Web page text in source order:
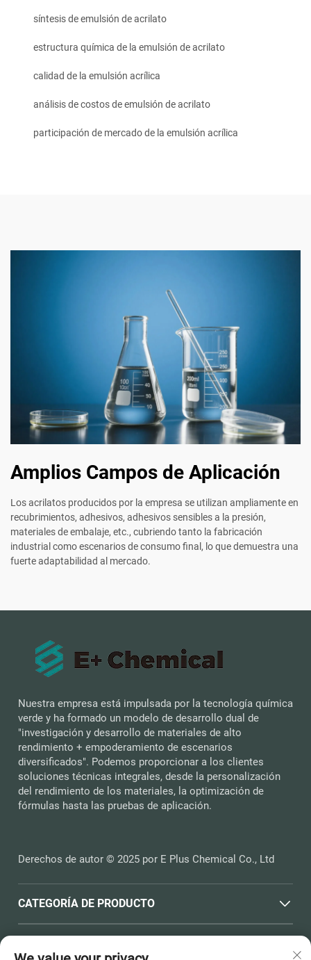
síntesis de emulsión de acrilato
estructura química de la emulsión de acrilato
calidad de la emulsión acrílica
análisis de costos de emulsión de acrilato
participación de mercado de la emulsión acrílica
Amplios Campos de Aplicación
Los acrilatos producidos por la empresa se utilizan ampliamente en
recubrimientos, adhesivos, adhesivos sensibles a la presión,
materiales de embalaje, etc., cubriendo tanto la fabricación
industrial como escenarios de consumo final, lo que demuestra una
fuerte adaptabilidad al mercado.
Nuestra empresa está impulsada por la tecnología química
verde y ha formado un modelo de desarrollo dual de
"investigación y desarrollo de materiales de alto
rendimiento + empoderamiento de escenarios
diversificados". Podemos proporcionar a los clientes
soluciones técnicas integrales, desde la personalización
del rendimiento de los materiales, la optimización de
fórmulas hasta las pruebas de aplicación.
Derechos de autor © 2025 por E Plus Chemical Co., Ltd
CATEGORÍA DE PRODUCTO